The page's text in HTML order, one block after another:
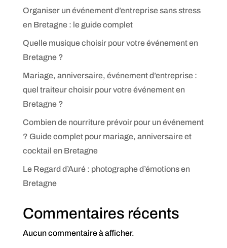
Organiser un événement d’entreprise sans stress
en Bretagne : le guide complet
Quelle musique choisir pour votre événement en
Bretagne ?
Mariage, anniversaire, événement d’entreprise :
quel traiteur choisir pour votre événement en
Bretagne ?
Combien de nourriture prévoir pour un événement
? Guide complet pour mariage, anniversaire et
cocktail en Bretagne
Le Regard d’Auré : photographe d’émotions en
Bretagne
Commentaires récents
Aucun commentaire à afficher.